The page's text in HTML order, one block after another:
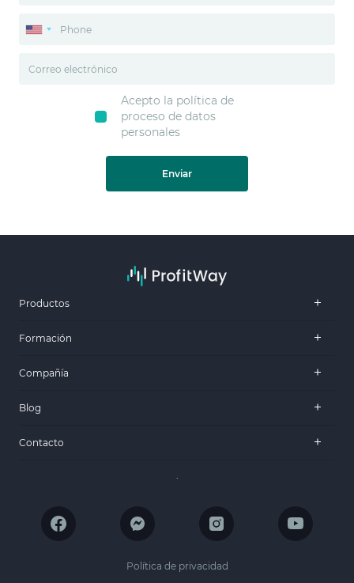
Acepto la política de
proceso de datos
personales
Enviar
Productos
Formación
Compañía
Blog
Contacto
.
Política de privacidad